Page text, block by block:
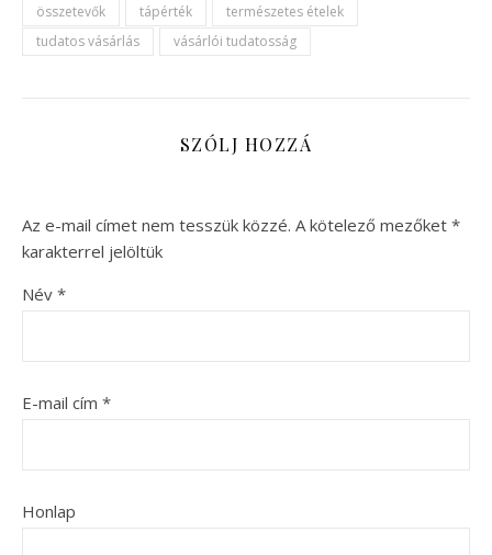
összetevők
tápérték
természetes ételek
tudatos vásárlás
vásárlói tudatosság
SZÓLJ HOZZÁ
Az e-mail címet nem tesszük közzé. A kötelező mezőket *
karakterrel jelöltük
Név *
E-mail cím *
Honlap